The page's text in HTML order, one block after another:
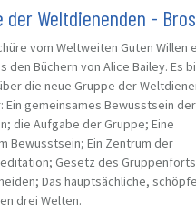
der Weltdienenden -
vom Weltweiten Guten Willen
den Büchern von Alice Bailey. Es
die neue Gruppe der
Ein gemeinsames Bewusstsein
die Aufgabe der Gruppe; Eine
Bewusstsein; Ein Zentrum der
Gesetz des
Das hauptsächliche,
drei Welten.